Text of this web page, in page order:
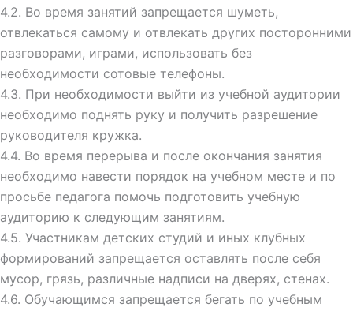
4.2. Во время занятий запрещается шуметь,
отвлекаться самому и отвлекать других посторонними
разговорами, играми, использовать без
необходимости сотовые телефоны.
4.3. При необходимости выйти из учебной аудитории
необходимо поднять руку и получить разрешение
руководителя кружка.
4.4. Во время перерыва и после окончания занятия
необходимо навести порядок на учебном месте и по
просьбе педагога помочь подготовить учебную
аудиторию к следующим занятиям.
4.5. Участникам детских студий и иных клубных
формирований запрещается оставлять после себя
мусор, грязь, различные надписи на дверях, стенах.
4.6. Обучающимся запрещается бегать по учебным